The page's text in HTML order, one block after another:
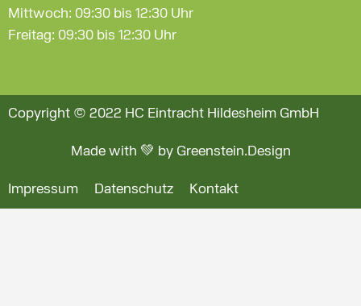
Mittwoch: 09:30 bis 12:30 Uhr
Freitag: 09:30 bis 12:30 Uhr
Copyright © 2022 HC Eintracht Hildesheim GmbH
Made with 💚 by Greenstein.Design
Impressum Datenschutz Kontakt